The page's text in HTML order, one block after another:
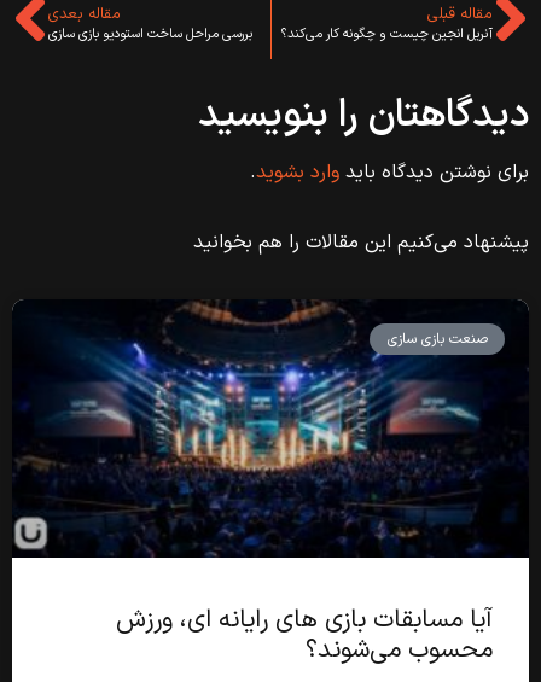
مقاله قبلی
آنریل انجین چیست و چگونه کار می‌کند؟
مقاله بعدی
بررسی مراحل ساخت استودیو بازی سازی
دیدگاهتان را بنویسید
برای نوشتن دیدگاه باید وارد بشوید.
پیشنهاد می‌کنیم این مقالات را هم بخوانید
صنعت بازی سازی
آیا مسابقات بازی های رایانه ای، ورزش
محسوب می‌شوند؟